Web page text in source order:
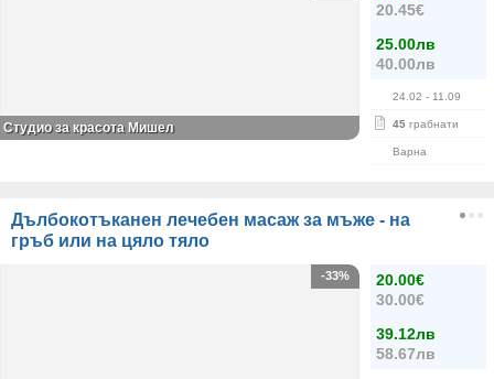
20.45€
25.00лв
40.00лв
24.02 - 11.09
45 грабнати
Варна
Студио за красота Мишел
Дълбокотъканен лечебен масаж за мъже - на
гръб или на цяло тяло
20.00€
30.00€
39.12лв
58.67лв
-33%